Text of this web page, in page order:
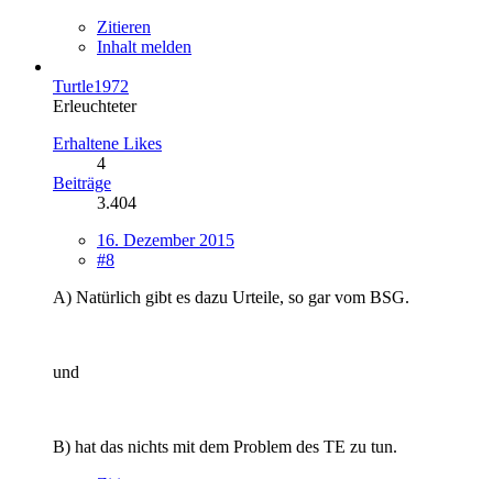
Zitieren
Inhalt melden
Turtle1972
Erleuchteter
Erhaltene Likes
4
Beiträge
3.404
16. Dezember 2015
#8
A) Natürlich gibt es dazu Urteile, so gar vom BSG.
und
B) hat das nichts mit dem Problem des TE zu tun.